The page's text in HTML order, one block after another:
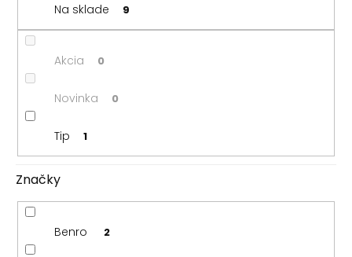
k
Na sklade 9
Akcia 0
Novinka 0
Tip 1
Značky
Benro 2